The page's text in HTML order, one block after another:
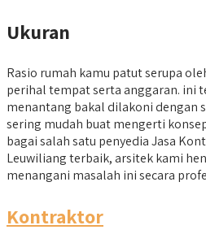
Ukuran
Rasio rumah kamu patut serupa
perihal tempat serta anggaran. ini
menantang bakal dilakoni dengan
sering mudah buat mengerti
bagai salah satu penyedia Jasa
Leuwiliang terbaik, arsitek kami
menangani masalah ini secara
Kontraktor